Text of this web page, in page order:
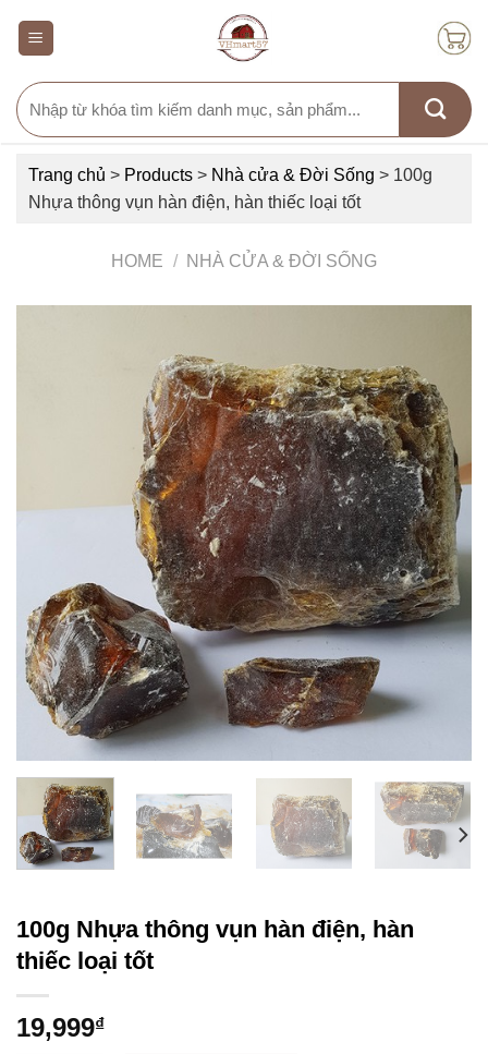
Search
for:
Trang chủ > Products > Nhà cửa & Đời Sống > 100g
Nhựa thông vụn hàn điện, hàn thiếc loại tốt
HOME / NHÀ CỬA & ĐỜI SỐNG
100g Nhựa thông vụn hàn điện, hàn
thiếc loại tốt
19,999₫